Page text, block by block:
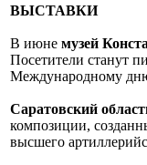
ВЫСТАВКИ
В июне музей
Посетители станут
Международному
Саратовский
композиции,
высшего